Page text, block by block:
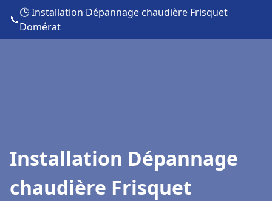
📞
🕒 Installation Dépannage chaudière Frisquet
Domérat
Installation Dépannage
chaudière Frisquet